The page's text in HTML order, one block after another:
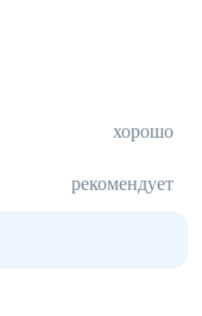
хорошо
рекомендует